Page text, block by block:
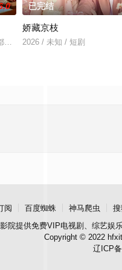
复杂局势中坚守初心、勇敢面
会结束。 一对高
已完结
娇藏京枝
2026 / 未知 / 短剧
阅 百度蜘蛛 神马爬虫
院提供免费VIP电视剧、综艺娱
Copyright © 2022
辽ICP